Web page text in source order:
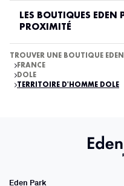
LES BOUTIQUES EDEN
PROXIMITÉ
TROUVER UNE BOUTIQUE
FRANCE
DOLE
TERRITOIRE D'HOMME DOLE
Eden Park